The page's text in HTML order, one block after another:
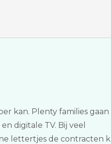
kan. Plenty families gaan
digitale TV. Bij veel
lettertjes de contracten